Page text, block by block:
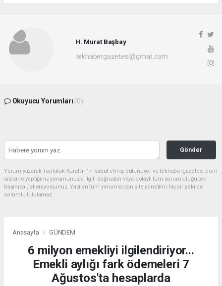
H. Murat Başbay
tekhabergazetesi@gmail.com
Okuyucu Yorumları (0)
Gönder
Yorum yazarak Topluluk Kuralları’nı kabul etmiş bulunuyor ve tekhabergazetesi.com
sitesine yaptığınız yorumunuzla ilgili doğrudan veya dolaylı tüm sorumluluğu tek
başınıza üstleniyorsunuz. Yazılan tüm yorumlardan site yönetimi hiçbir şekilde
sorumlu tutulamaz.
Anasayfa GÜNDEM
6 milyon emekliyi ilgilendiriyor...
Emekli aylığı fark ödemeleri 7
Ağustos'ta hesaplarda